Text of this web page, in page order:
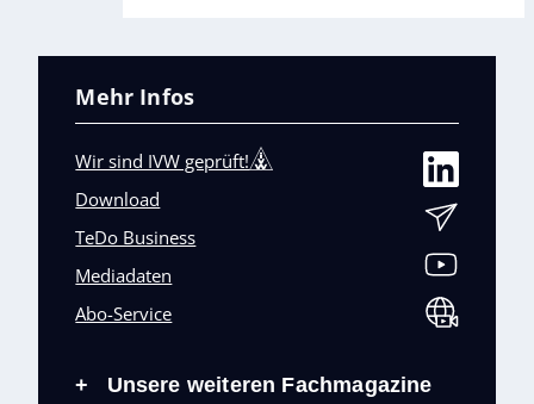
Mehr Infos
Wir sind IVW geprüft!
Download
TeDo Business
Mediadaten
Abo-Service
+ Unsere weiteren Fachmagazine